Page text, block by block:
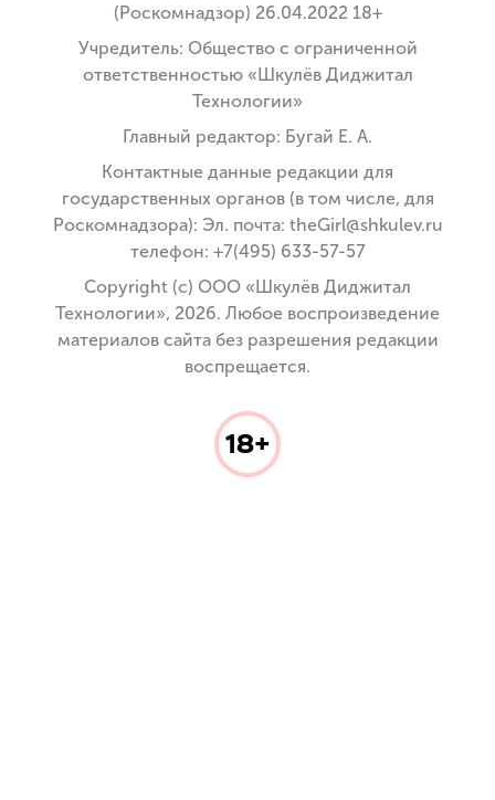
(Роскомнадзор) 26.04.2022 18+
Учредитель: Общество с ограниченной
ответственностью «Шкулёв Диджитал
Технологии»
Главный редактор: Бугай Е. А.
Контактные данные редакции для
государственных органов (в том числе, для
Роскомнадзора): Эл. почта: theGirl@shkulev.ru
телефон: +7(495) 633-57-57
Copyright (с) ООО «Шкулёв Диджитал
Технологии», 2026. Любое воспроизведение
материалов сайта без разрешения редакции
воспрещается.
18+